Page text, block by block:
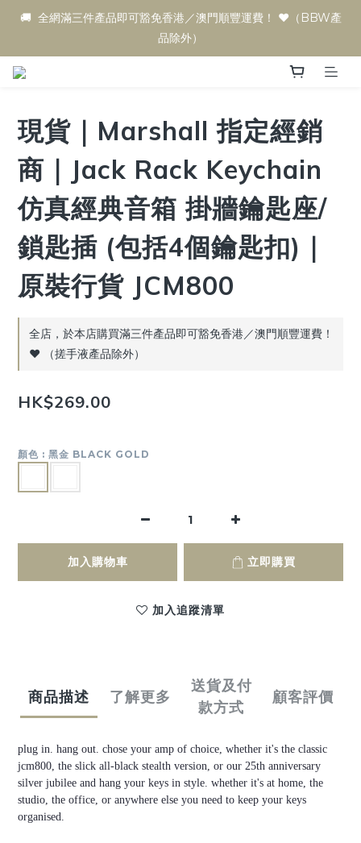
🚚  全網滿三件產品即可豁免香港／澳門順豐運費！ ♥️（BBW產
品除外）
現貨｜Marshall 指定經銷
商｜Jack Rack Keychain
仿真經典音箱 掛牆鑰匙座/
鎖匙插 (包括4個鑰匙扣)｜
原裝行貨 JCM800
全店，於本店購買滿三件產品即可豁免香港／澳門順豐運費！
♥️ （搓手液產品除外）
HK$269.00
顏色 : 黑金 BLACK GOLD
加入購物車 立即購買
加入追蹤清單
商品描述 了解更多
送貨及付
款方式
顧客評價
plug in. hang out. chose your amp of choice, whether it's the classic
jcm800, the slick all-black stealth version, or our 25th anniversary
silver jubilee and hang your keys in style. whether it's at home, the
studio, the office, or anywhere else you need to keep your keys
organised.